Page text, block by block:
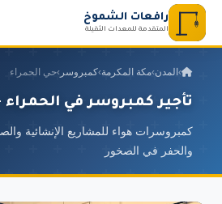
رافعات الشموخ
المتقدمة للمعدات الثقيلة
› المدن›مكة المكرمة›كمبروسر ›حي الحمراء
تأجير كمبروسر في
كمبروسرات هواء للمشاريع الإنشائية
والحفر في الصخور